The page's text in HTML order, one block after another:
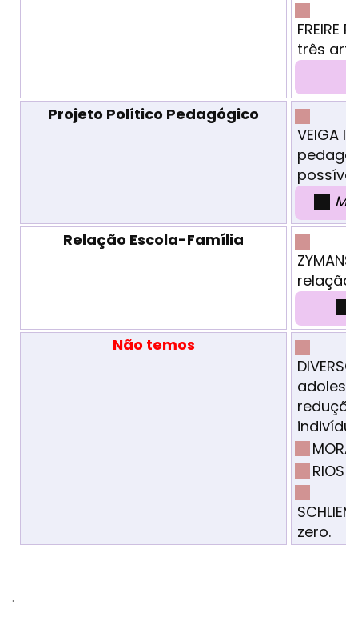
FREIRE
três
Projeto Político Pedagógico
VEIGA
possível.
Relação Escola-Família
relação
Não temos
RIOS
zero.
.